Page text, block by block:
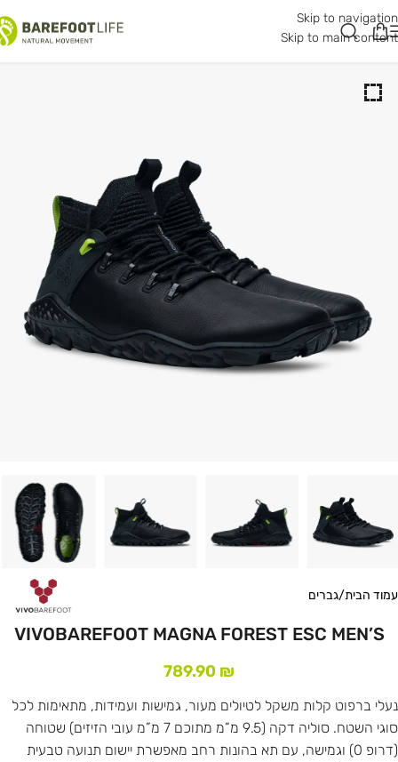
Skip to navigation
Skip to main content
עמוד הבית/גברים
VIVOBAREFOOT MAGNA FOREST ESC MEN’S
789.90 ₪
נעלי ברפוט קלות משקל לטיולים מעור, גמישות ועמידות, מתאימות לכל
סוגי השטח. סוליה דקה (9.5 מ”מ מתוכם 7 מ”מ עובי הזיזים) שטוחה
(דרופ 0) וגמישה, עם תא בהונות רחב מאפשרת יישום תנועה טבעית